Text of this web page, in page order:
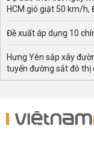
HCM gió giật 50 km/h,
Đề xuất áp dụng 10
Hưng Yên sắp xây
tuyến đường sắt đô thị